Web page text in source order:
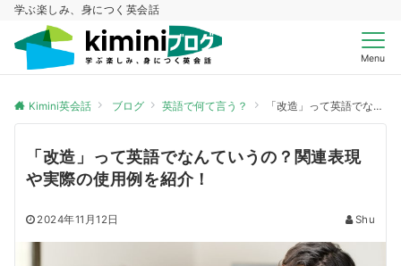
学ぶ楽しみ、身につく英会話
Menu
Kimini英会話 ブログ 英語で何て言う？ 「改造」って英語でなんていうの？関連表現や実際の使用例を紹介！
「改造」って英語でなんていうの？関連表現
や実際の使用例を紹介！
2024年11月12日 Shu